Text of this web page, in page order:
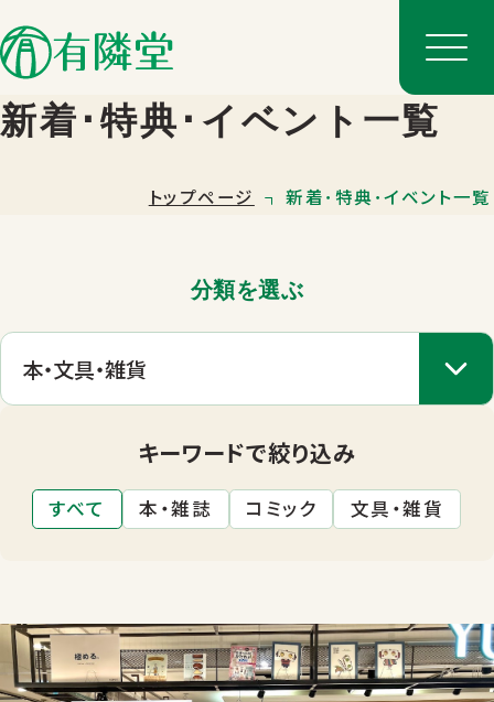
店舗一覧
店舗のご案内
新着･特典･イベント一覧
トップページ 新着･特典･イベント一覧
分類を選ぶ
キーワードで絞り込み
すべて 本・雑誌 コミック 文具・雑貨